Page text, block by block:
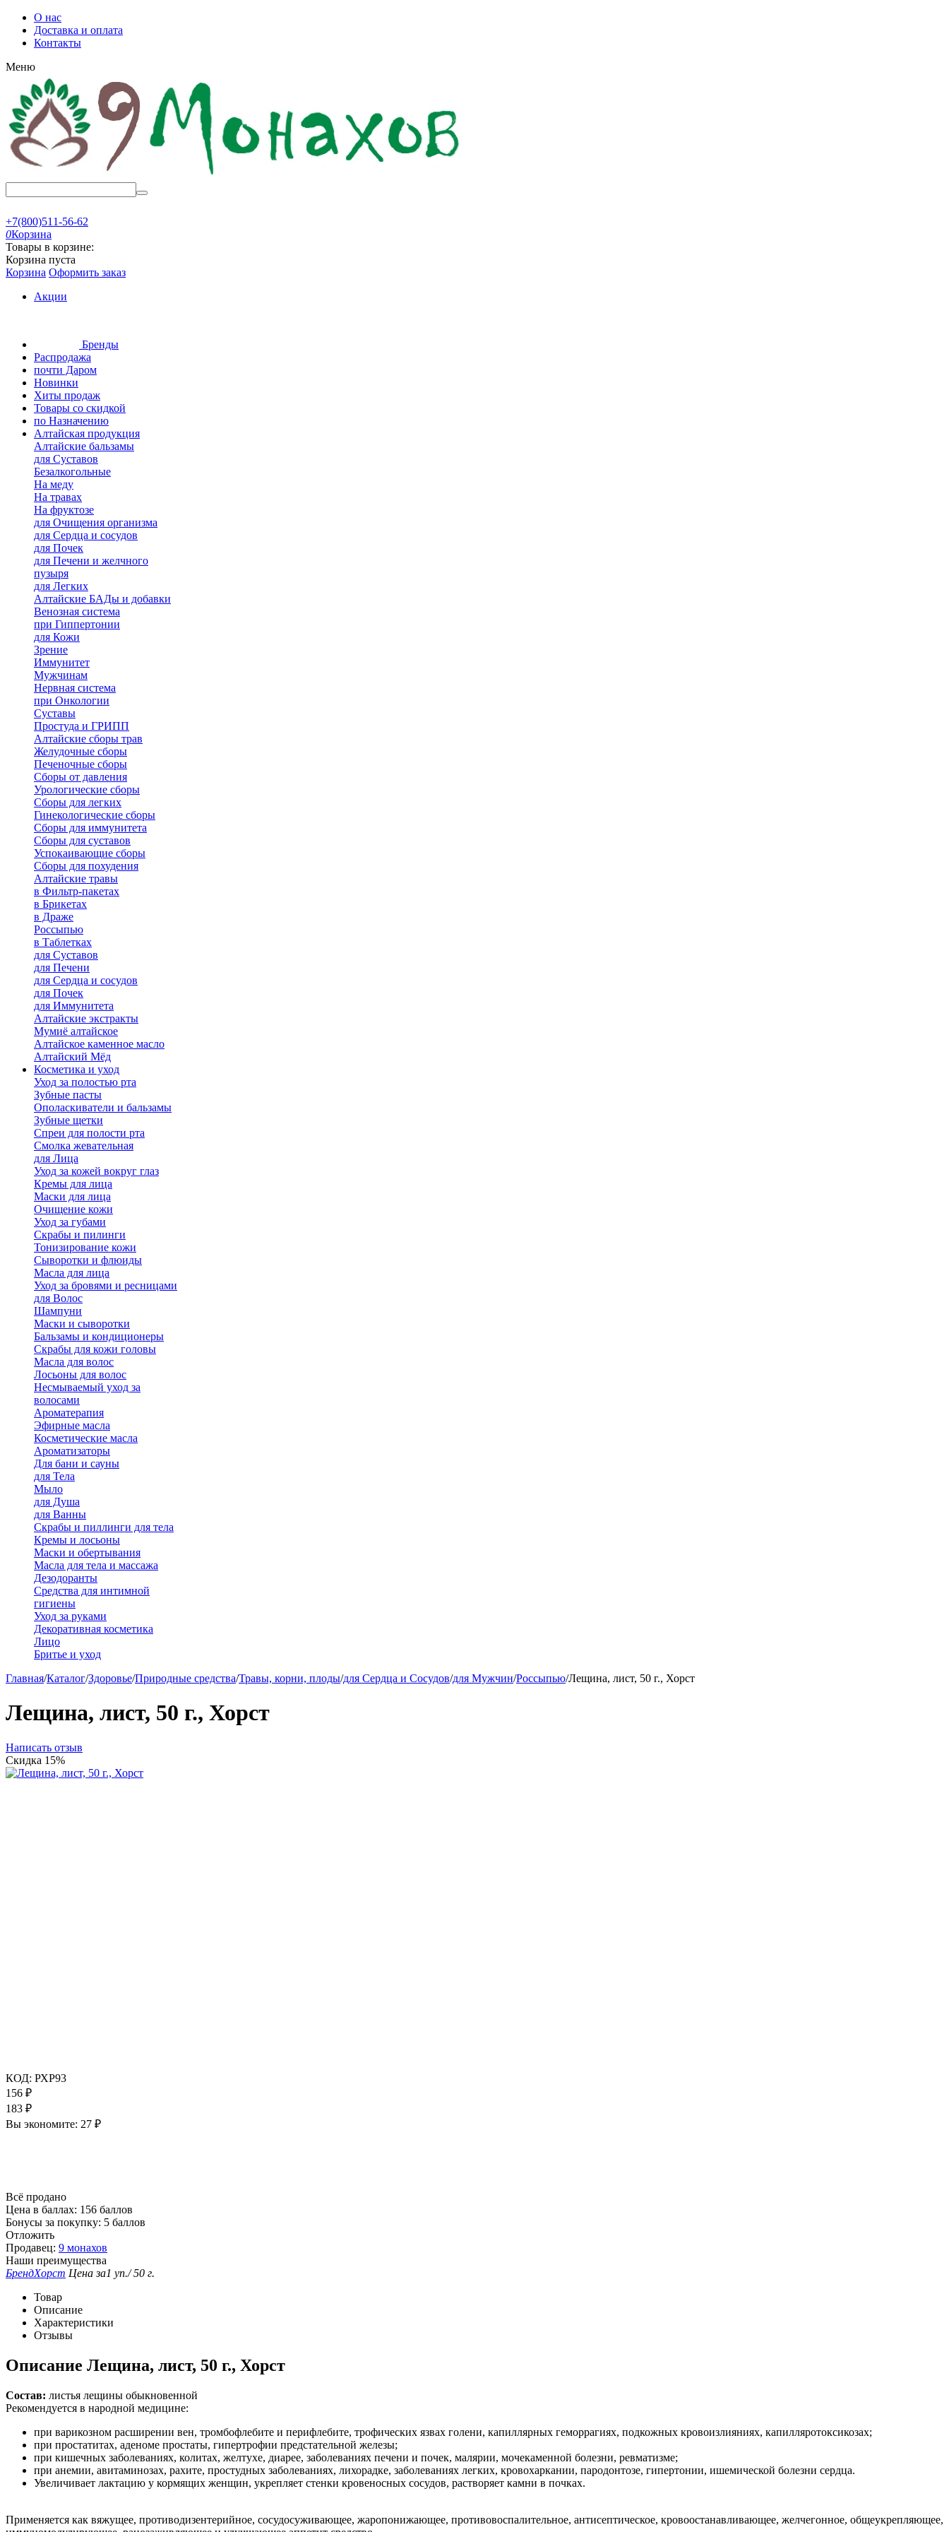
О нас
Доставка и оплата
Контакты
Меню
+7(800)511-56-62
0Корзина
Товары в корзине:
Корзина пуста
Корзина Оформить заказ
Акции
Бренды
Распродажа
почти Даром
Новинки
Хиты продаж
Товары со скидкой
по Назначению
Алтайская продукция
Алтайские бальзамы
для Суставов
Безалкогольные
На меду
На травах
На фруктозе
для Очищения организма
для Сердца и сосудов
для Почек
для Печени и желчного
пузыря
для Легких
Алтайские БАДы и добавки
Венозная система
при Гиппертонии
для Кожи
Зрение
Иммунитет
Мужчинам
Нервная система
при Онкологии
Суставы
Простуда и ГРИПП
Алтайские сборы трав
Желудочные сборы
Печеночные сборы
Сборы от давления
Урологические сборы
Сборы для легких
Гинекологические сборы
Сборы для иммунитета
Сборы для суставов
Успокаивающие сборы
Сборы для похудения
Алтайские травы
в Фильтр-пакетах
в Брикетах
в Драже
Россыпью
в Таблетках
для Cуставов
для Печени
для Сердца и сосудов
для Почек
для Иммунитета
Алтайские экстракты
Мумиё алтайское
Алтайское каменное масло
Алтайский Мёд
Косметика и уход
Уход за полостью рта
Зубные пасты
Ополаскиватели и бальзамы
Зубные щетки
Спреи для полости рта
Смолка жевательная
для Лица
Уход за кожей вокруг глаз
Кремы для лица
Маски для лица
Очищение кожи
Уход за губами
Скрабы и пилинги
Тонизирование кожи
Сыворотки и флюиды
Масла для лица
Уход за бровями и ресницами
для Волос
Шампуни
Маски и сыворотки
Бальзамы и кондиционеры
Скрабы для кожи головы
Масла для волос
Лосьоны для волос
Несмываемый уход за
волосами
Ароматерапия
Эфирные масла
Косметические масла
Ароматизаторы
Для бани и сауны
для Тела
Мыло
для Душа
для Ванны
Скрабы и пиллинги для тела
Кремы и лосьоны
Маски и обертывания
Масла для тела и массажа
Дезодоранты
Средства для интимной
гигиены
Уход за руками
Декоративная косметика
Лицо
Бритье и уход
Главная/Каталог/Здоровье/Природные средства/Травы, корни, плоды/для Сердца и Сосудов/для Мужчин/Россыпью/Лещина, лист, 50 г., Хорст
Лещина, лист, 50 г., Хорст
Написать отзыв
Скидка 15%
КОД: РХР93
156 ₽
183 ₽
Вы экономите: 27 ₽
Всё продано
Цена в баллах: 156 баллов
Бонусы за покупку: 5 баллов
Отложить
Продавец: 9 монахов
Наши преимущества
БрендХорст Цена за1 уп./ 50 г.
Товар
Описание
Характеристики
Отзывы
Описание Лещина, лист, 50 г., Хорст
Состав: листья лещины обыкновенной
Рекомендуется в народной медицине:
при варикозном расширении вен, тромбофлебите и перифлебите, трофических язвах голени, капиллярных геморрагиях, подкожных кровоизлияниях, капилляротоксикозах;
при простатитах, аденоме простаты, гипертрофии предстательной железы;
при кишечных заболеваниях, колитах, желтухе, диарее, заболеваниях печени и почек, малярии, мочекаменной болезни, ревматизме;
при анемии, авитаминозах, рахите, простудных заболеваниях, лихорадке, заболеваниях легких, кровохаркании, пародонтозе, гипертонии, ишемической болезни сердца.
Увеличивает лактацию у кормящих женщин, укрепляет стенки кровеносных сосудов, растворяет камни в почках.
Применяется как вяжущее, противодизентерийное, сосудосуживающее, жаропонижающее, противовоспалительное, антисептическое, кровоостанавливающее, желчегонное, общеукрепляющее,